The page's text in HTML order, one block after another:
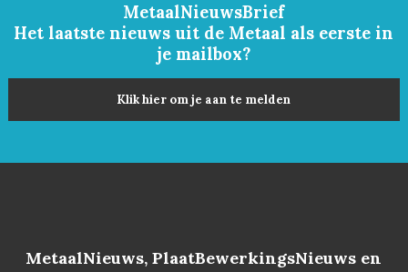
MetaalNieuwsBrief
Het laatste nieuws uit de Metaal als eerste in
je mailbox?
Klik hier om je aan te melden
MetaalNieuws, PlaatBewerkingsNieuws en